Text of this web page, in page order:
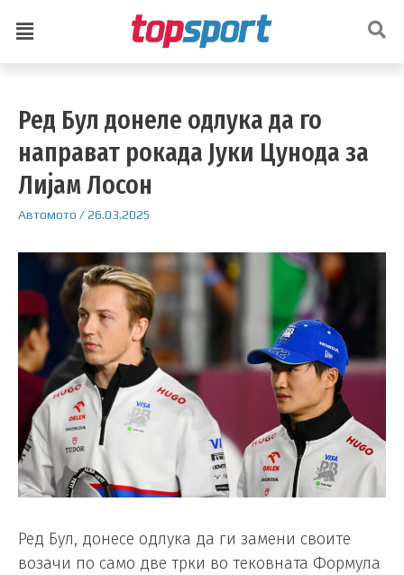
Ред Бул донеле одлука да го
направат рокада Јуки Цунода за
Лијам Лосон
Автомото /26.03.2025
Ред Бул, донесе одлука да ги замени своите
возачи по само две трки во тековната Формула